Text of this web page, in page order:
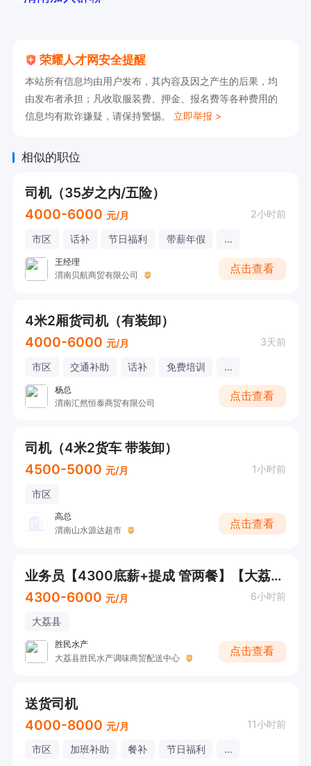
荣耀人才网安全提醒
本站所有信息均由用户发布，其内容及因之产生的后果，均
由发布者承担；凡收取服装费、押金、报名费等各种费用的
信息均有欺诈嫌疑，请保持警惕。 立即举报 >
相似的职位
司机（35岁之内/五险）
4000-6000 元/月 2小时前
市区 话补 节日福利 带薪年假 ...
王经理
渭南贝航商贸有限公司
点击查看
4米2厢货司机（有装卸）
4000-6000 元/月 3天前
市区 交通补助 话补 免费培训 ...
杨总
渭南汇然恒泰商贸有限公司
点击查看
司机（4米2货车 带装卸）
4500-5000 元/月 1小时前
市区
高总
渭南山水源达超市
点击查看
业务员【4300底薪+提成 管两餐】【大荔县城】
4300-6000 元/月 6小时前
大荔县
胜民水产
大荔县胜民水产调味商贸配送中心
点击查看
送货司机
4000-8000 元/月 11小时前
市区 加班补助 餐补 节日福利 ...